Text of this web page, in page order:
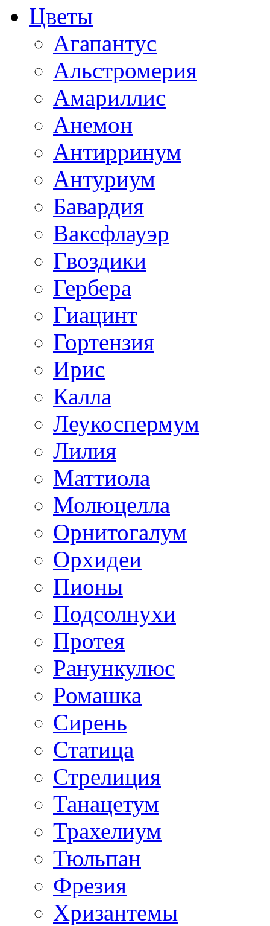
Цветы
Агапантус
Альстромерия
Амариллис
Анемон
Антирринум
Антуриум
Бавардия
Ваксфлауэр
Гвоздики
Гербера
Гиацинт
Гортензия
Ирис
Калла
Леукоспермум
Лилия
Маттиола
Молюцелла
Орнитогалум
Орхидеи
Пионы
Подсолнухи
Протея
Ранункулюс
Ромашка
Сирень
Статица
Стрелиция
Танацетум
Трахелиум
Тюльпан
Фрезия
Хризантемы